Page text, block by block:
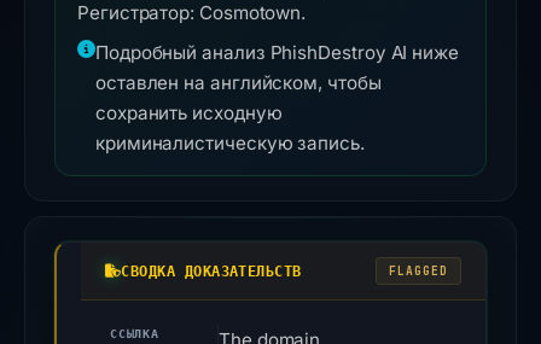
Регистратор: Cosmotown.
Подробный анализ PhishDestroy AI ниже
оставлен на английском, чтобы
сохранить исходную
криминалистическую запись.
СВОДКА ДОКАЗАТЕЛЬСТВ FLAGGED
ССЫЛКА